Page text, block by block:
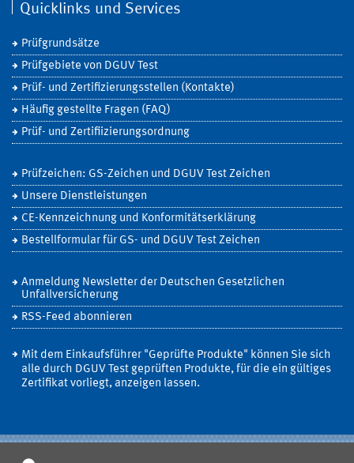
Quicklinks und Services
Prüfgrundsätze
Prüfgebiete von DGUV Test
Prüf- und Zertifizierungsstellen (Kontakte)
Häufig gestellte Fragen (FAQ)
Prüf- und Zertifiizierungsordnung
Prüfzeichen: GS-Zeichen und DGUV Test Zeichen
Unsere Dienstleistungen
CE-Kennzeichnung und Konformitätserklärung
Bestellformular für GS- und DGUV Test Zeichen
Anmeldung Newsletter der Deutschen Gesetzlichen
Unfallversicherung
RSS-Feed abonnieren
Mit dem Einkaufsführer "Geprüfte Produkte" können Sie sich
alle durch DGUV Test geprüften Produkte, für die ein gültiges
Zertifikat vorliegt, anzeigen lassen.